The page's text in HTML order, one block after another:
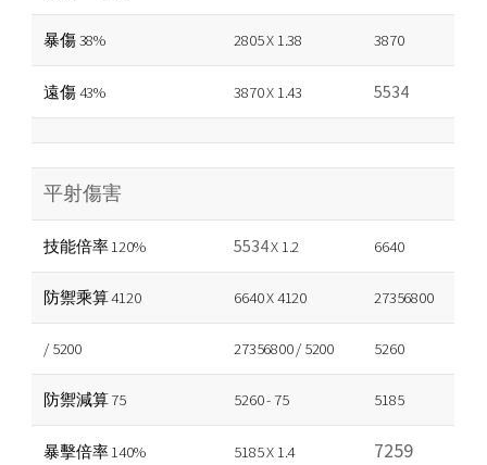
暴傷 38% 2805 X 1.38 3870
遠傷 43% 3870 X 1.43 5534
平射傷害
技能倍率 120% 5534X 1.2 6640
防禦乘算 4120 6640 X 4120 27356800
/ 5200 27356800 / 5200 5260
防禦減算 75 5260 - 75 5185
暴擊倍率 140% 5185 X 1.4 7259